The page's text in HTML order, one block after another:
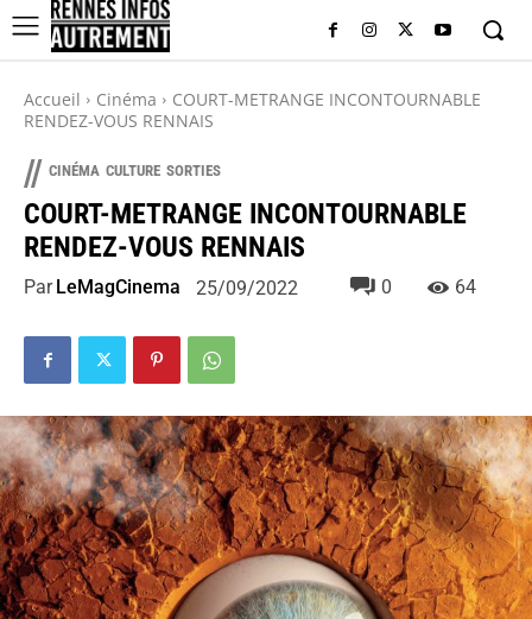
Accueil Cinéma
COURT-METRANGE INCONTOURNABLE
RENDEZ-VOUS RENNAIS
// CINÉMA CULTURE SORTIES
COURT-METRANGE INCONTOURNABLE
RENDEZ-VOUS RENNAIS
Par LeMagCinema 25/09/2022 0 64